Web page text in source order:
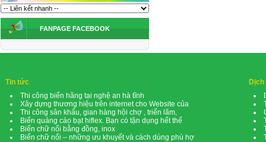
FANPAGE FACEBOOK
Tin tức
Thi công biển hãng tại nghệ an hà tĩnh
Xây dựng thương hiệu trên internet cho Website của
Thi công sân khấu, gian hàng hội chợ , triển lãm,
Biển quảng cáo bạt hiflex. Bạn có tận dụng hết thế
Biển chữ nổi bằng đồng, inox
Biển chữ nổi – những ưu khuyết và cách dùng phù hợ
Dịch